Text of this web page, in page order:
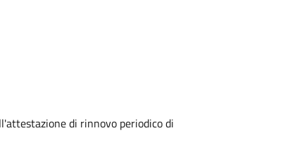
di rinnovo periodico di